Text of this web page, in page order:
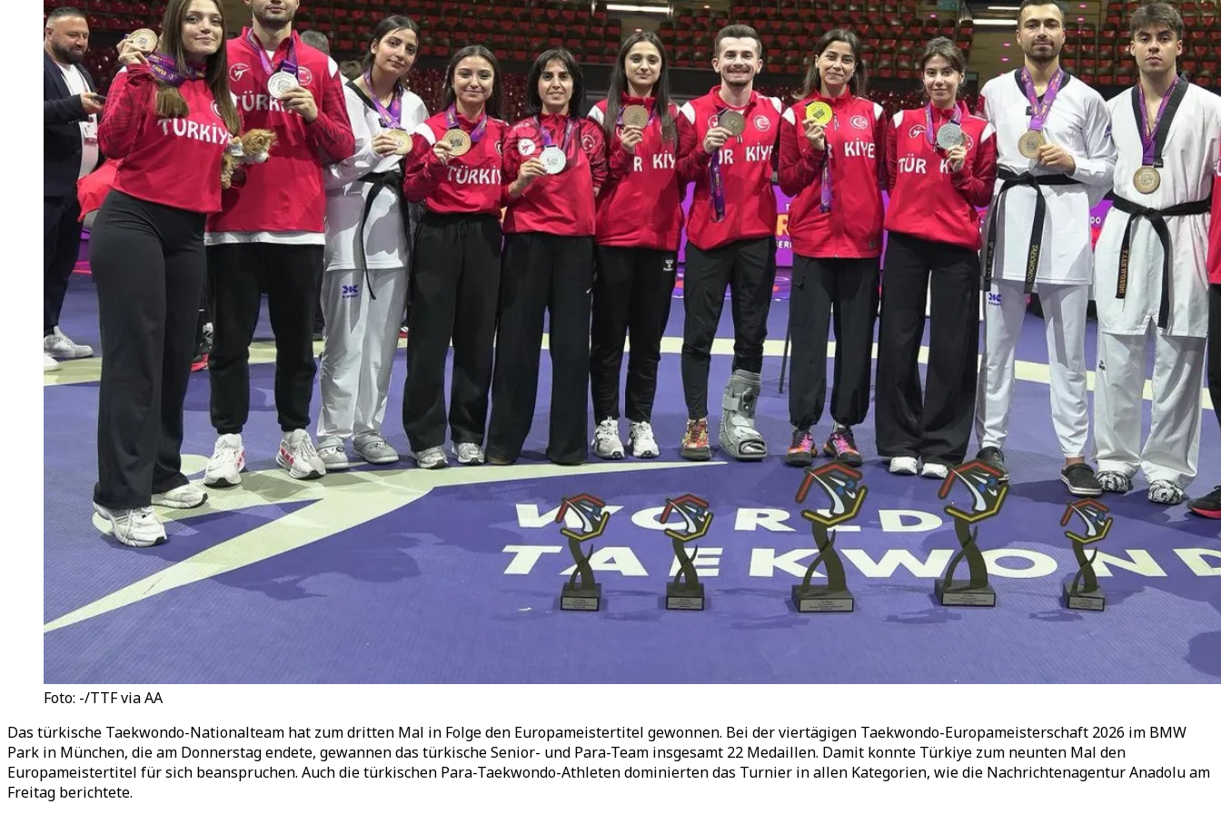
Foto: -/TTF via AA
Das türkische Taekwondo-Nationalteam hat zum dritten Mal in Folge den Europameistertitel gewonnen. Bei der viertägigen Taekwondo-Europameisterschaft 2026 im BMW
Park in München, die am Donnerstag endete, gewannen das türkische Senior- und Para-Team insgesamt 22 Medaillen. Damit konnte Türkiye zum neunten Mal den
Europameistertitel für sich beanspruchen. Auch die türkischen Para-Taekwondo-Athleten dominierten das Turnier in allen Kategorien, wie die Nachrichtenagentur Anadolu am
Freitag berichtete.